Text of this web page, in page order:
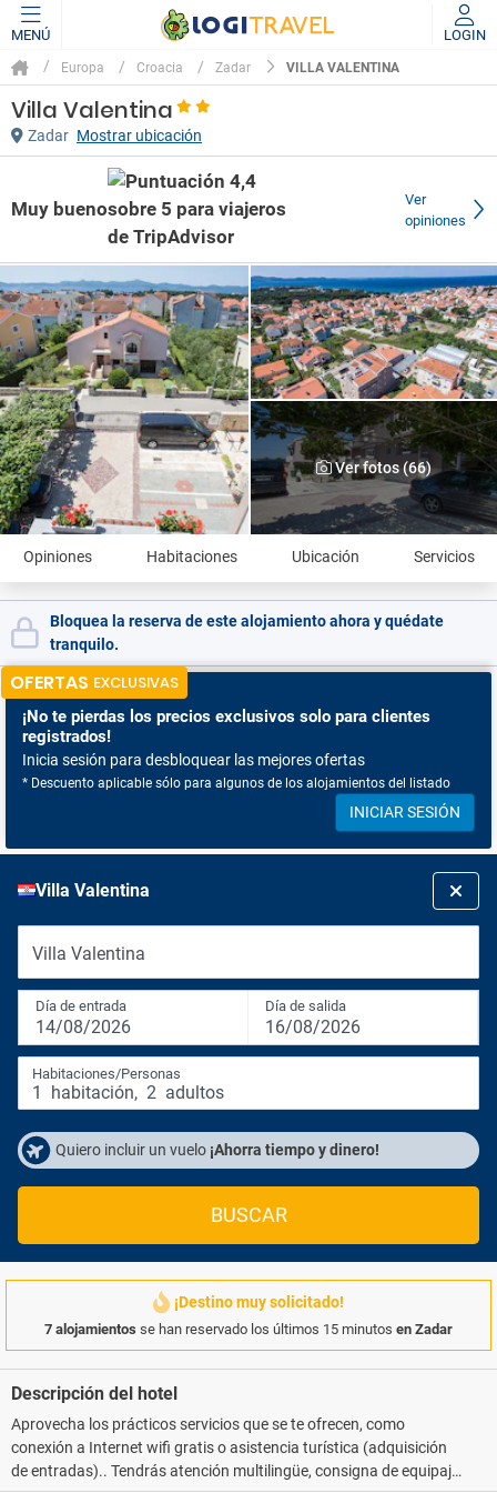
MENÚ LOGIN
Europa Croacia Zadar VILLA VALENTINA
Villa Valentina
Zadar Mostrar ubicación
Muy bueno
Ver
opiniones
Ver fotos (66)
Opiniones Habitaciones Ubicación Servicios
Bloquea la reserva de este alojamiento ahora y quédate
tranquilo.
OFERTAS EXCLUSIVAS
¡No te pierdas los precios exclusivos solo para clientes
registrados!
Inicia sesión para desbloquear las mejores ofertas
* Descuento aplicable sólo para algunos de los alojamientos del listado
INICIAR SESIÓN
Villa Valentina
Villa Valentina
Día de entrada
14/08/2026
Día de salida
16/08/2026
Habitaciones/Personas
1 habitación, 2 adultos
Quiero incluir un vuelo ¡Ahorra tiempo y dinero!
BUSCAR
¡Destino muy solicitado!
7 alojamientos se han reservado los últimos 15 minutos en Zadar
Descripción del hotel
Aprovecha los prácticos servicios que se te ofrecen, como
conexión a Internet wifi gratis o asistencia turística (adquisición
de entradas).. Tendrás atención multilingüe, consigna de equipaje